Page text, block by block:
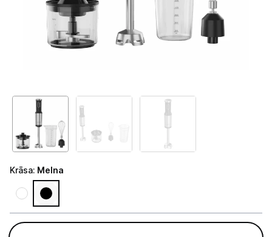
Telefoni, planšetdatori
Viedierīces
Iebūvējamā tehnika
Mazā tehnika
Kafijas pagatavošana
Mikroviļņu krāsnis
Krāsa: Melna